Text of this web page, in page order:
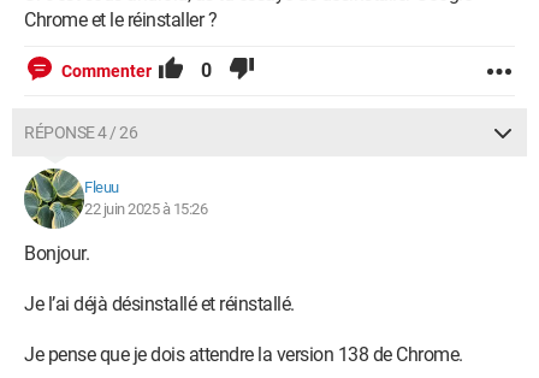
Chrome et le réinstaller ?
Commenter 0
RÉPONSE 4 / 26
Fleuu
22 juin 2025 à 15:26
Bonjour.
Je l’ai déjà désinstallé et réinstallé.
Je pense que je dois attendre la version 138 de Chrome.